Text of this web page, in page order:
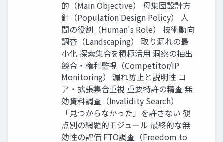
的（Main Objective） 母集団設計方
針（Population Design Policy） 人
間の役割（Human's Role） 技術動向
調査（Landscaping） 取り漏れの最
小化 探索集合を積極活用 洞察の抽出
競合・権利監視（Competitor/IP
Monitoring） 漏れ防止と説明性 コ
ア・拡張集合重視 重要特許の精査 無
効資料調査（Invalidity Search）
「見つからなかった」を許さない 観
点別の網羅的モジュール 最終的な無
効性の評価 FTO調査（Freedom to